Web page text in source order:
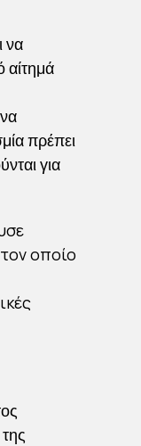
να
αίτημά
πρέπει
για
οποίο